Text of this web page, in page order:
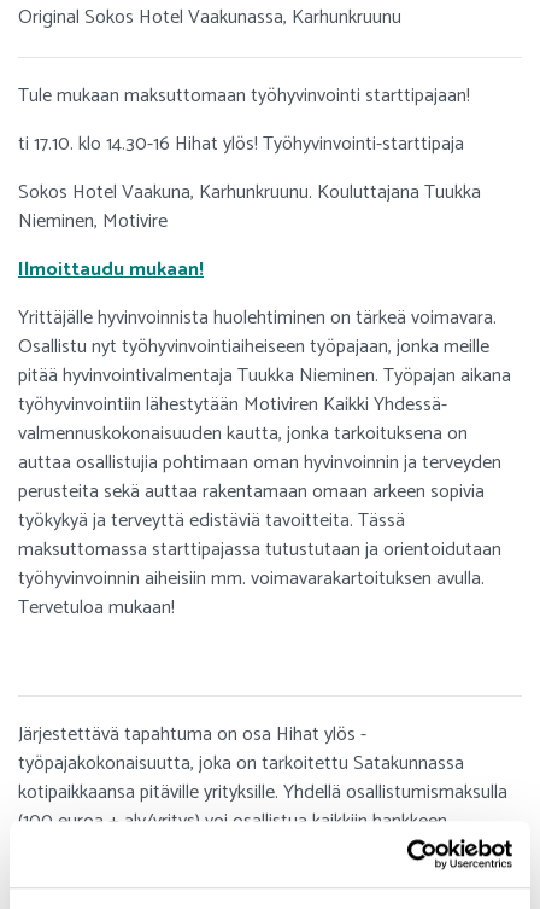
Original Sokos Hotel Vaakunassa, Karhunkruunu
Tule mukaan maksuttomaan työhyvinvointi starttipajaan!
ti 17.10. klo 14.30-16 Hihat ylös! Työhyvinvointi-starttipaja
Sokos Hotel Vaakuna, Karhunkruunu. Kouluttajana Tuukka
Nieminen, Motivire
Ilmoittaudu mukaan!
Yrittäjälle hyvinvoinnista huolehtiminen on tärkeä voimavara.
Osallistu nyt työhyvinvointiaiheiseen työpajaan, jonka meille
pitää hyvinvointivalmentaja Tuukka Nieminen. Työpajan aikana
työhyvinvointiin lähestytään Motiviren Kaikki Yhdessä-
valmennuskokonaisuuden kautta, jonka tarkoituksena on
auttaa osallistujia pohtimaan oman hyvinvoinnin ja terveyden
perusteita sekä auttaa rakentamaan omaan arkeen sopivia
työkykyä ja terveyttä edistäviä tavoitteita. Tässä
maksuttomassa starttipajassa tutustutaan ja orientoidutaan
työhyvinvoinnin aiheisiin mm. voimavarakartoituksen avulla.
Tervetuloa mukaan!
Järjestettävä tapahtuma on osa Hihat ylös -
työpajakokonaisuutta, joka on tarkoitettu Satakunnassa
kotipaikkaansa pitäville yrityksille. Yhdellä osallistumismaksulla
(100 euroa + alv/yritys) voi osallistua kaikkiin hankkeen
työpajoihin vuoden 2023 loppuun saakka. Yrityksestä voi
osallistua useampi henkilö työpajoihin (1-3 hlöä/työpaja).